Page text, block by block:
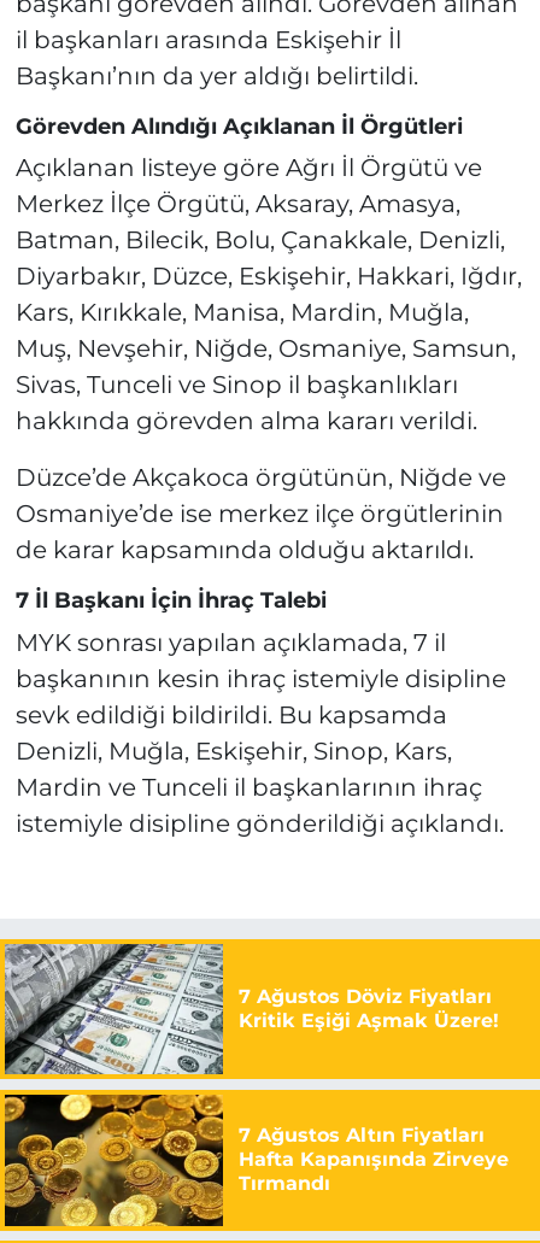
il başkanları arasında Eskişehir İl
Başkanı’nın da yer aldığı belirtildi.
Görevden Alındığı Açıklanan İl Örgütleri
Açıklanan listeye göre Ağrı İl Örgütü ve
Merkez İlçe Örgütü, Aksaray, Amasya,
Batman, Bilecik, Bolu, Çanakkale, Denizli,
Diyarbakır, Düzce, Eskişehir, Hakkari, Iğdır,
Kars, Kırıkkale, Manisa, Mardin, Muğla,
Muş, Nevşehir, Niğde, Osmaniye, Samsun,
Sivas, Tunceli ve Sinop il başkanlıkları
hakkında görevden alma kararı verildi.
Düzce’de Akçakoca örgütünün, Niğde ve
Osmaniye’de ise merkez ilçe örgütlerinin
de karar kapsamında olduğu aktarıldı.
7 İl Başkanı İçin İhraç Talebi
MYK sonrası yapılan açıklamada, 7 il
başkanının kesin ihraç istemiyle disipline
sevk edildiği bildirildi. Bu kapsamda
Denizli, Muğla, Eskişehir, Sinop, Kars,
Mardin ve Tunceli il başkanlarının ihraç
istemiyle disipline gönderildiği açıklandı.
7 Ağustos Döviz Fiyatları
Kritik Eşiği Aşmak Üzere!
7 Ağustos Altın Fiyatları
Hafta Kapanışında Zirveye
Tırmandı